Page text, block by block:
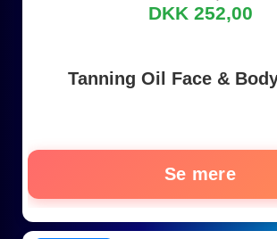
DKK 252,00
Tanning Oil Face &
Se mere